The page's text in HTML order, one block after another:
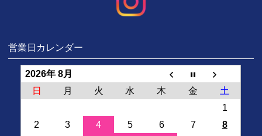
営業日カレンダー
2026年 8月
日
月 火 水 木 金
土
1
2
3 4 5 6 7
8